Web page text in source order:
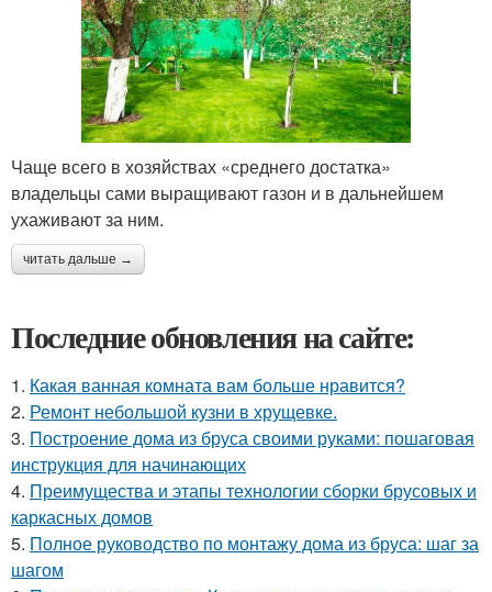
Чаще всего в хозяйствах «среднего достатка»
владельцы сами выращивают газон и в дальнейшем
ухаживают за ним.
читать дальше →
Последние обновления на сайте:
1. Какая ванная комната вам больше нравится?
2. Ремонт небольшой кузни в хрущевке.
3. Построение дома из бруса своими руками: пошаговая
инструкция для начинающих
4. Преимущества и этапы технологии сборки брусовых и
каркасных домов
5. Полное руководство по монтажу дома из бруса: шаг за
шагом